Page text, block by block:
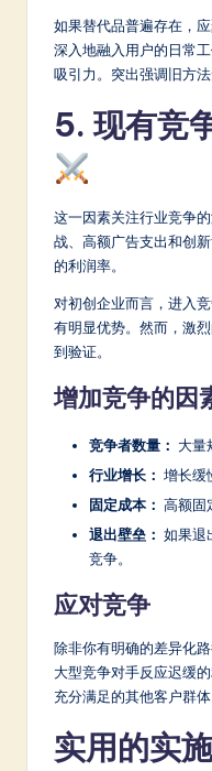
如果替代品普遍存在，
深入地融入用户的日常
吸引力。突出强调旧方
5. 现有竞
这一因素关注行业竞争
战、高额广告支出和创
的利润率。
对初创企业而言，进入
有明显优势。然而，激
到验证。
增加竞争的因
竞争者数量： 大量
行业增长： 增长缓
固定成本： 高额固
退出壁垒： 如果退
竞争。
应对竞争
除非你有明确的差异化
大型竞争对手反应迟缓
充分满足的其他客户群体
实用的实